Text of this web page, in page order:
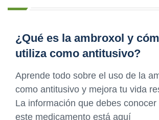
¿Qué es la ambroxol y
utiliza como antitusivo?
Aprende todo sobre el uso de la
como antitusivo y mejora tu vida
La información que debes conocer
este medicamento está aquí